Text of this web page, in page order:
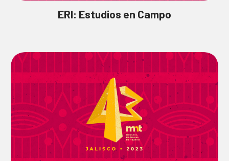
ERI: Estudios en Campo